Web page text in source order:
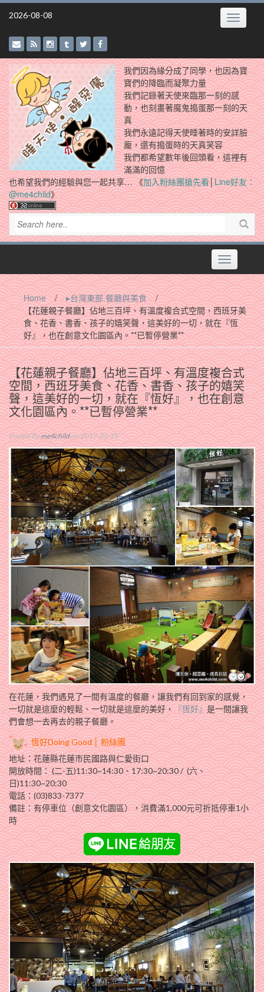
Skip
2026-08-08 Toggle
我們因為緣分成了同學，也因為寶
寶們的降臨而凝聚力量
我們記錄著天使來臨那一刻的感
動，也刻畫著魔鬼搗蛋那一刻的天
真
我們永遠記得天使睡著時的安詳臉
龐，還有搗蛋時的天真笑容
我們都希望數年後回頭看，這裡有
滿滿的回憶
也希望我們的經驗與您一起共享… 《加入粉絲團搶先看│Line好友：
@me4child》
Toggle
navigation
Home / ▸台灣東部.餐廳與美食
/
【花蓮親子餐廳】佔地三百坪、有溫度複合式空間，西班牙美
食、花香、書香、孩子的嬉笑聲，這美好的一切，就在『恆
好』，也在創意文化園區內。**已暫停營業**
【花蓮親子餐廳】佔地三百坪、有溫度複合式
空間，西班牙美食、花香、書香、孩子的嬉笑
聲，這美好的一切，就在『恆好』，也在創意
文化園區內。**已暫停營業**
Posted Byme4childon 2017-05-19
在花蓮，我們遇見了一間有溫度的餐廳，讓我們有回到家的感覺，
一切就是這麼的輕鬆、一切就是這麼的美好，『恆好』是一間讓我
們會想一去再去的親子餐廳。
恆好Doing Good│粉絲團
地址：花蓮縣花蓮市民國路與仁愛街口
開放時間： (二-五)11:30~14:30、17:30~20:30 / (六、
日)11:30~20:30
電話：(03)833-7377
備註：有停車位（創意文化園區），消費滿1,000元可折抵停車1小
時